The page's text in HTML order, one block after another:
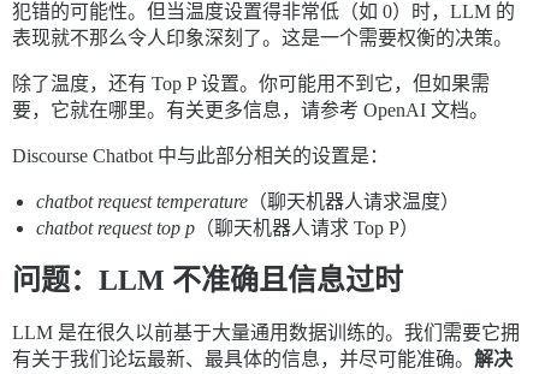
犯错的可能性。但当温度设置得非常低（如 0）时，LLM 的
表现就不那么令人印象深刻了。这是一个需要权衡的决策。
除了温度，还有 Top P 设置。你可能用不到它，但如果需
要，它就在哪里。有关更多信息，请参考 OpenAI 文档。
Discourse Chatbot 中与此部分相关的设置是：
chatbot request temperature （聊天机器人请求温度）
chatbot request top p （聊天机器人请求 Top P）
问题：LLM 不准确且信息过时
LLM 是在很久以前基于大量通用数据训练的。我们需要它拥
有关于我们论坛最新、最具体的信息，并尽可能准确。 解决